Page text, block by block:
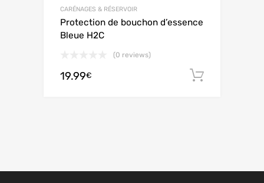
CARÉNAGES & RÉSERVOIR
Protection de bouchon d’essence
Bleue H2C
(0 reviews)
19.99€